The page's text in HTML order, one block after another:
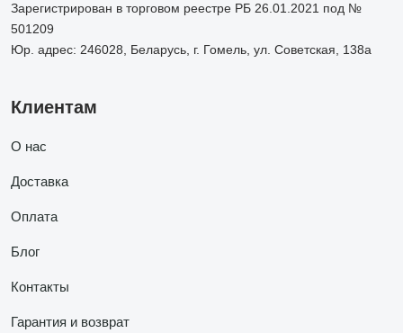
Зарегистрирован в торговом реестре РБ 26.01.2021 под №
501209
Юр. адрес: 246028, Беларусь, г. Гомель, ул. Советская, 138а
Клиентам
О нас
Доставка
Оплата
Блог
Контакты
Гарантия и возврат